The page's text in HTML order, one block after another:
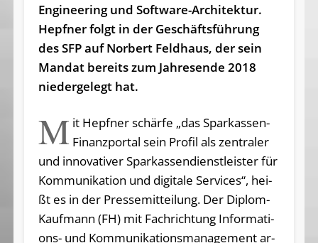
Engineering und Software-Architektur.
Hepfner folgt in der Ge­schäftsführung
des SFP auf Norbert Feldhaus, der sein
Mandat bereits zum Jahresende 2018
niedergelegt hat.
M it Hepfner schärfe „das Sparkassen-
Finanzportal sein Pro­fil als zen­tra­ler
und in­no­va­ti­ver Spar­kas­sen­dienst­leis­ter für
Kom­mu­ni­ka­ti­on und di­gi­ta­le Ser­vices“, hei­
ßt es in der Pres­se­mit­tei­lung. Der Di­plom-
Kauf­mann (FH) mit Fach­rich­tung In­for­ma­ti­
ons- und Kom­mu­ni­ka­ti­ons­ma­nage­ment ar­